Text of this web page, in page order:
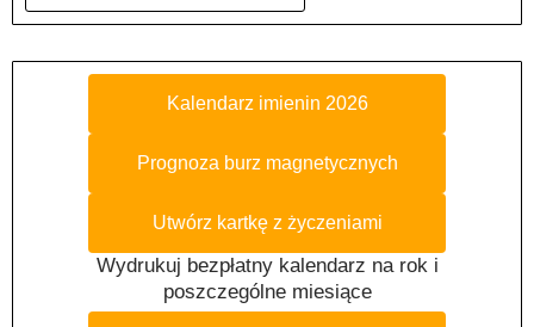
Kalendarz imienin 2026
Prognoza burz magnetycznych
Utwórz kartkę z życzeniami
Wydrukuj bezpłatny kalendarz na rok i
poszczególne miesiące